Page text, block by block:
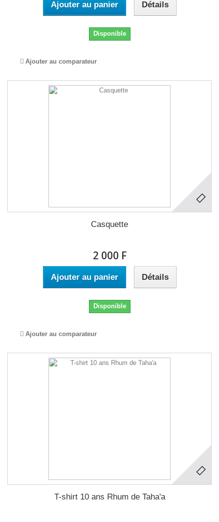
Ajouter au panier Détails
Disponible
Ajouter au comparateur
Casquette
2 000 F
Ajouter au panier Détails
Disponible
Ajouter au comparateur
T-shirt 10 ans Rhum de Taha'a